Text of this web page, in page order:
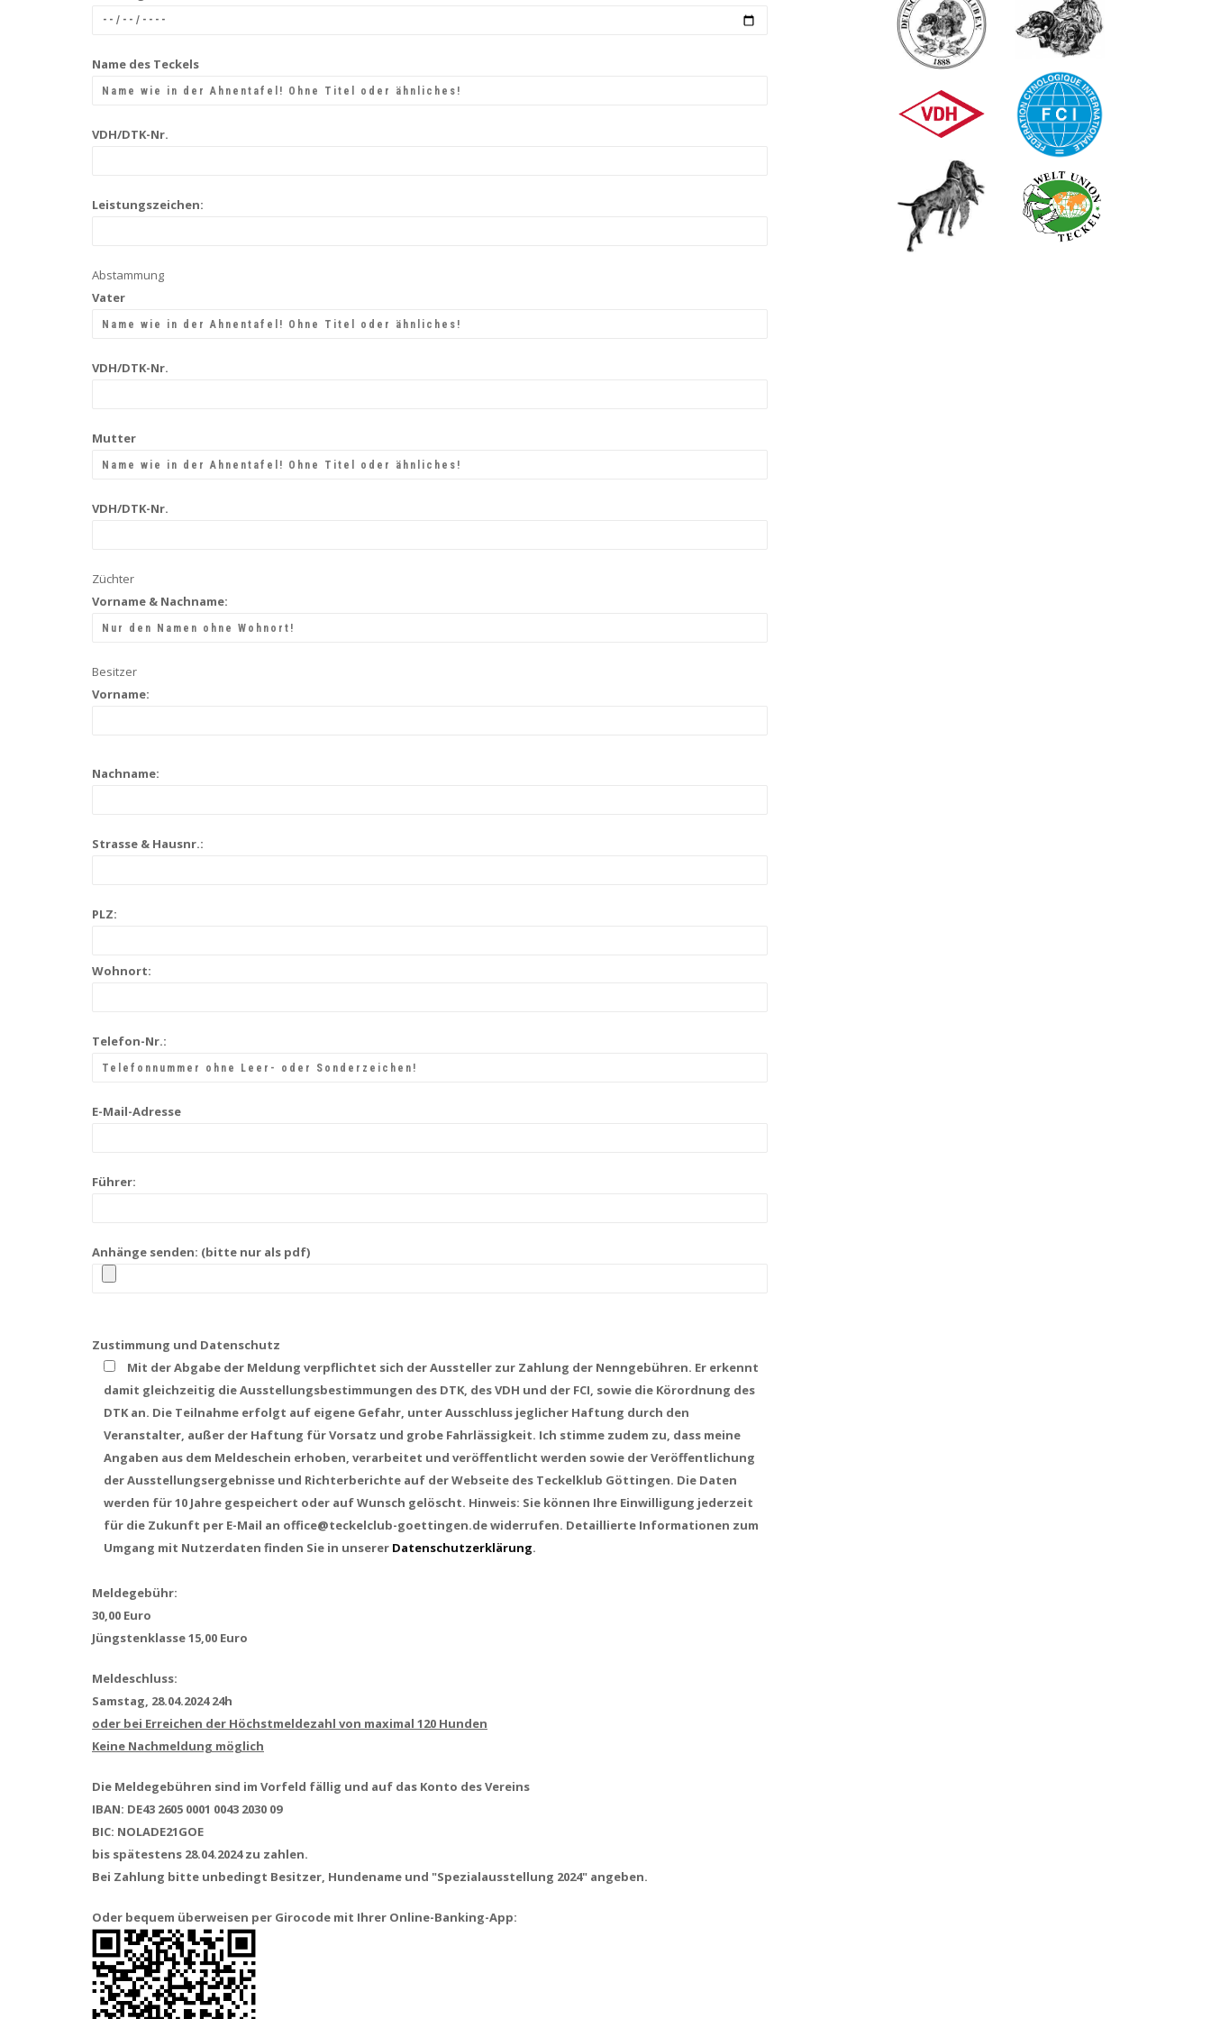
Name des Teckels
VDH/DTK-Nr.
Leistungszeichen:
Abstammung
Vater
VDH/DTK-Nr.
Mutter
VDH/DTK-Nr.
Züchter
Vorname & Nachname:
Besitzer
Vorname:
Nachname:
Strasse & Hausnr.:
PLZ:
Wohnort:
Telefon-Nr.:
E-Mail-Adresse
Führer:
Anhänge senden: (bitte nur als pdf)
Zustimmung und Datenschutz
Mit der Abgabe der Meldung verpflichtet sich der Aussteller zur Zahlung der Nenngebühren. Er erkennt
damit gleichzeitig die Ausstellungsbestimmungen des DTK, des VDH und der FCI, sowie die Körordnung des
DTK an. Die Teilnahme erfolgt auf eigene Gefahr, unter Ausschluss jeglicher Haftung durch den
Veranstalter, außer der Haftung für Vorsatz und grobe Fahrlässigkeit. Ich stimme zudem zu, dass meine
Angaben aus dem Meldeschein erhoben, verarbeitet und veröffentlicht werden sowie der Veröffentlichung
der Ausstellungsergebnisse und Richterberichte auf der Webseite des Teckelklub Göttingen. Die Daten
werden für 10 Jahre gespeichert oder auf Wunsch gelöscht. Hinweis: Sie können Ihre Einwilligung jederzeit
für die Zukunft per E-Mail an office@teckelclub-goettingen.de widerrufen. Detaillierte Informationen zum
Umgang mit Nutzerdaten finden Sie in unserer Datenschutzerklärung.
Meldegebühr:
30,00 Euro
Jüngstenklasse 15,00 Euro
Meldeschluss:
Samstag, 28.04.2024 24h
oder bei Erreichen der Höchstmeldezahl von maximal 120 Hunden
Keine Nachmeldung möglich
Die Meldegebühren sind im Vorfeld fällig und auf das Konto des Vereins
IBAN: DE43 2605 0001 0043 2030 09
BIC: NOLADE21GOE
bis spätestens 28.04.2024 zu zahlen.
Bei Zahlung bitte unbedingt Besitzer, Hundename und "Spezialausstellung 2024" angeben.
Oder bequem überweisen per Girocode mit Ihrer Online-Banking-App: